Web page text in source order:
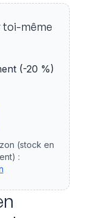
toi-même
(-20 %)
(stock en
: